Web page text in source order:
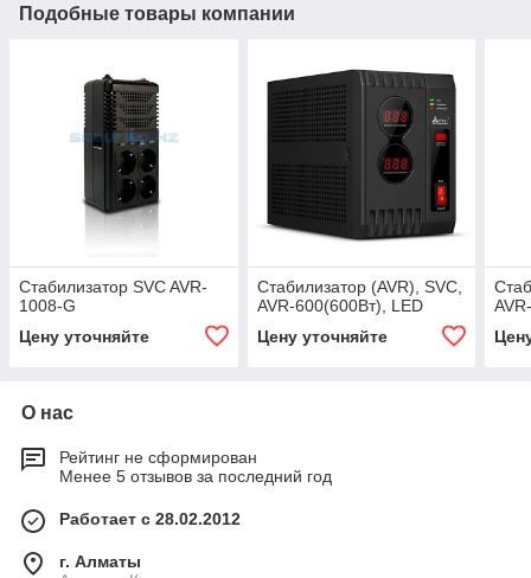
Подобные товары компании
Стабилизатор SVC AVR-
1008-G
Цену уточняйте
Стабилизатор (AVR), SVC,
AVR-600(600Вт), LED
Цену уточняйте
О нас
Рейтинг не сформирован
Менее 5 отзывов за последний год
Работает с 28.02.2012
г. Алматы